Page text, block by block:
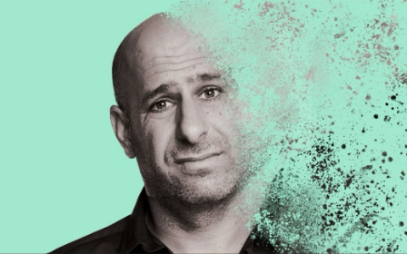
דילוג
לתוכן